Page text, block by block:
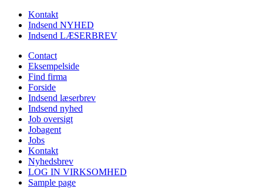
Kontakt
Indsend NYHED
Indsend LÆSERBREV
Contact
Eksempelside
Find firma
Forside
Indsend læserbrev
Indsend nyhed
Job oversigt
Jobagent
Jobs
Kontakt
Nyhedsbrev
LOG IN VIRKSOMHED
Sample page